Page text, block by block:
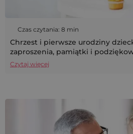
Czas czytania: 8 min
Chrzest i pierwsze urodziny
zaproszenia, pamiątki i
Czytaj więcej